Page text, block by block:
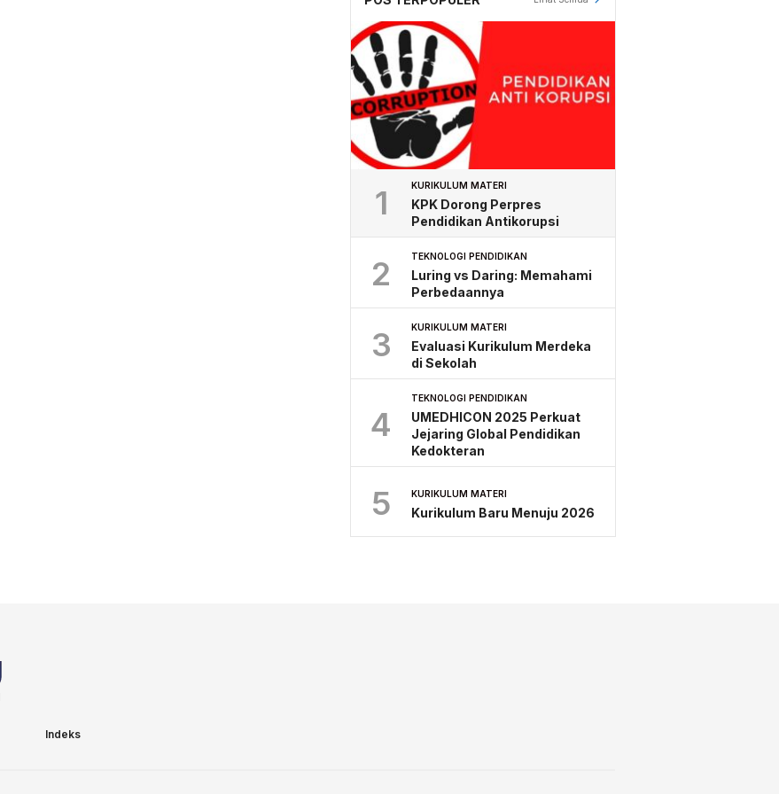
1 KURIKULUM MATERI
KPK Dorong Perpres
Pendidikan Antikorupsi
2 TEKNOLOGI PENDIDIKAN
Luring vs Daring: Memahami
Perbedaannya
3 KURIKULUM MATERI
Evaluasi Kurikulum Merdeka
di Sekolah
4
TEKNOLOGI PENDIDIKAN
UMEDHICON 2025 Perkuat
Jejaring Global Pendidikan
Kedokteran
5 KURIKULUM MATERI
Kurikulum Baru Menuju 2026
Indeks